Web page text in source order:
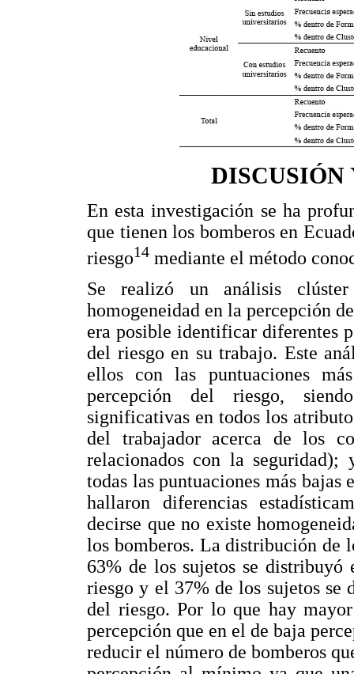
DISCUSIÓN
En esta investigación se ha
que tienen los bomberos en
riesgo14 mediante el método
Se realizó un análisis
homogeneidad en la percepción
era posible identificar diferentes
del riesgo en su trabajo. Este
ellos con las puntuaciones
percepción del riesgo,
significativas en todos los
del trabajador acerca de los
relacionados con la seguridad);
todas las puntuaciones más
hallaron diferencias
decirse que no existe
los bomberos. La distribución de
63% de los sujetos se
riesgo y el 37% de los sujetos se
del riesgo. Por lo que hay
percepción que en el de baja
reducir el número de bomberos